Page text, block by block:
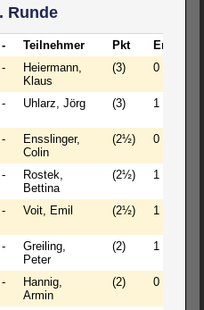
Runde
- Teilnehmer Pkt
Ergebnis
-
Heiermann,
Klaus
(3) 0 - 1
- Uhlarz, Jörg (3) 1 - 0
-
Ensslinger,
Colin
(2½) 0 - 1
-
Rostek,
Bettina
(2½) 1 - 0
- Voit, Emil (2½) 1 - 0
-
Greiling,
Peter
(2) 1 - 0
-
Hannig,
Armin
(2) 0 - 1